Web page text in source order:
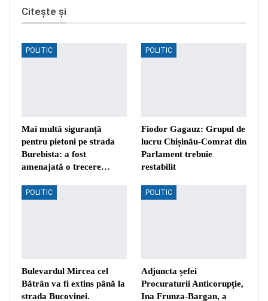
Citește și
POLITIC
Mai multă siguranță
pentru pietoni pe strada
Burebista: a fost
amenajată o trecere…
POLITIC
Fiodor Gagauz: Grupul de
lucru Chișinău-Comrat din
Parlament trebuie
restabilit
POLITIC
Bulevardul Mircea cel
Bătrân va fi extins până la
strada Bucovinei.
POLITIC
Adjuncta șefei
Procuraturii Anticorupție,
Ina Frunza-Bargan, a